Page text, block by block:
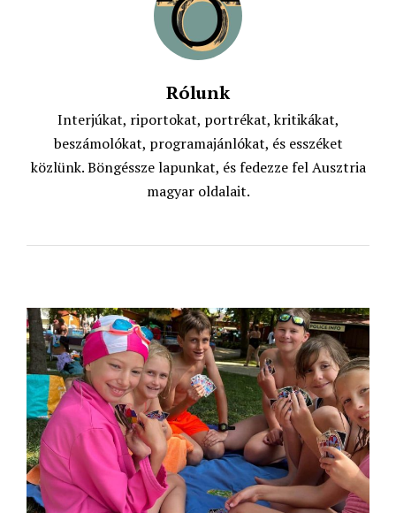
Rólunk
Interjúkat, riportokat, portrékat, kritikákat,
beszámolókat, programajánlókat, és esszéket
közlünk. Böngéssze lapunkat, és fedezze fel Ausztria
magyar oldalait.